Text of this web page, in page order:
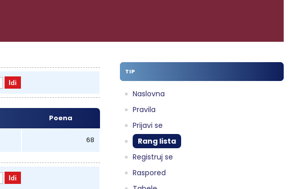
Poena
68
TIP
Naslovna
Pravila
Prijavi se
Rang lista
Registruj se
Raspored